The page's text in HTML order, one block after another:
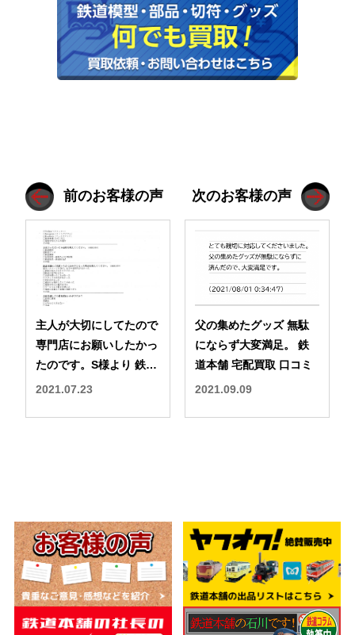
前のお客様の声
主人が大切にしてたので
専門店にお願いしたかっ
たのです。S様より 鉄道
本舗 宅配買取 口コミ
2021.07.23
次のお客様の声
父の集めたグッズ 無駄
にならず大変満足。 鉄
道本舗 宅配買取 口コミ
2021.09.09